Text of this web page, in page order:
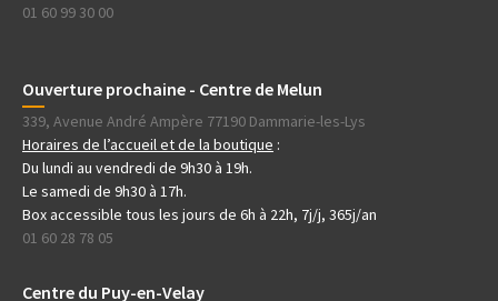
01 60 99 30 00
Ouverture prochaine - Centre de Melun
339, Avenue André Ampère 77190 Dammarie-les-Lys
Horaires de l’accueil et de la boutique :
Du lundi au vendredi de 9h30 à 19h.
Le samedi de 9h30 à 17h.
Box accessible tous les jours de 6h à 22h, 7j/j, 365j/an
01 60 28 78 05
Centre du Puy-en-Velay